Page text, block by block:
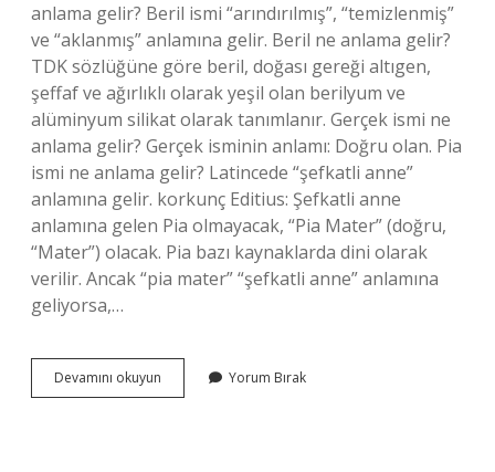
anlama gelir? Beril ismi “arındırılmış”, “temizlenmiş”
ve “aklanmış” anlamına gelir. Beril ne anlama gelir?
TDK sözlüğüne göre beril, doğası gereği altıgen,
şeffaf ve ağırlıklı olarak yeşil olan berilyum ve
alüminyum silikat olarak tanımlanır. Gerçek ismi ne
anlama gelir? Gerçek isminin anlamı: Doğru olan. Pia
ismi ne anlama gelir? Latincede “şefkatli anne”
anlamına gelir. korkunç Editius: Şefkatli anne
anlamına gelen Pia olmayacak, “Pia Mater” (doğru,
“Mater”) olacak. Pia bazı kaynaklarda dini olarak
verilir. Ancak “pia mater” “şefkatli anne” anlamına
geliyorsa,…
Devamını okuyun
Ne
Yorum Bırak